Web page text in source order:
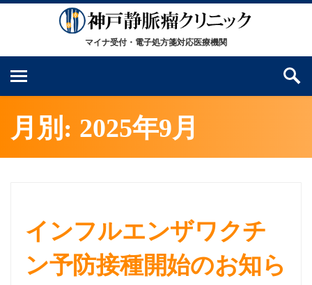
月別: 2025年9月
インフルエンザワクチ
ン予防接種開始のお知ら